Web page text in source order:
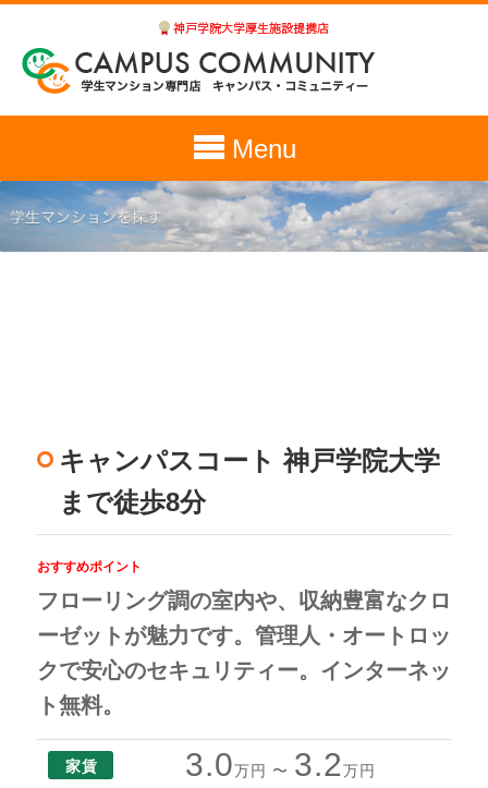
Menu
キャンパスコート 神戸学院大学
まで徒歩8分
おすすめポイント
フローリング調の室内や、収納豊富なクロ
ーゼットが魅力です。管理人・オートロッ
クで安心のセキュリティー。インターネッ
ト無料。
家賃 3.0万円 〜 3.2万円